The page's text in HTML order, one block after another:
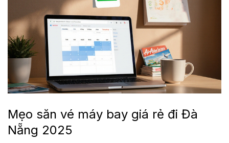
Mẹo săn vé máy bay giá rẻ đi Đà
Nẵng 2025